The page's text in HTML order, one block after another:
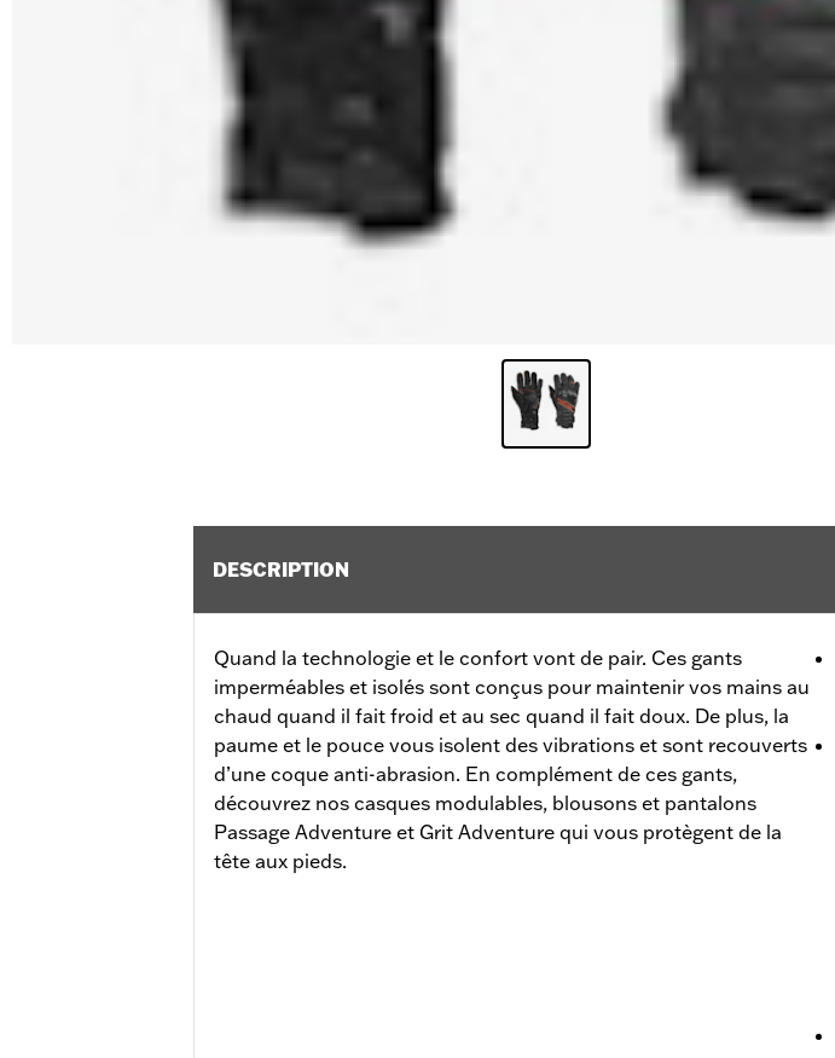
DESCRIPTION
Quand la technologie et le confort vont de pair. Ces gants
imperméables et isolés sont conçus pour maintenir vos mains au
chaud quand il fait froid et au sec quand il fait doux. De plus, la
paume et le pouce vous isolent des vibrations et sont recouverts
d’une coque anti-abrasion. En complément de ces gants,
découvrez nos casques modulables, blousons et pantalons
Passage Adventure et Grit Adventure qui vous protègent de la
tête aux pieds.